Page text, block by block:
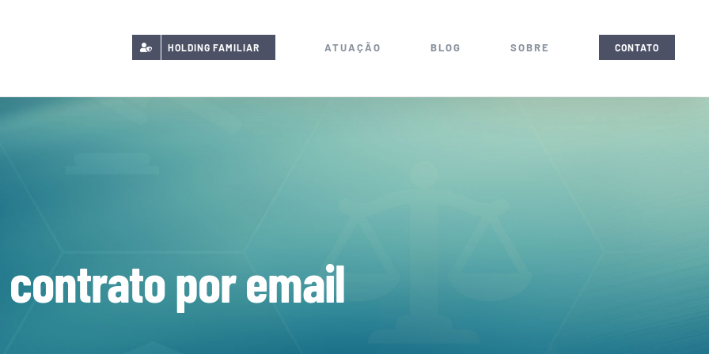
HOLDING FAMILIAR ATUAÇÃO BLOG SOBRE CONTATO
contrato por email